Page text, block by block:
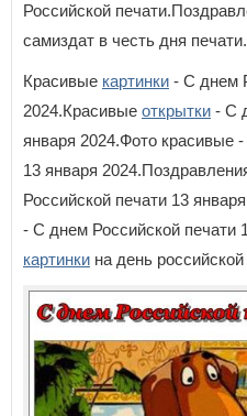
Российской
самиздат в честь дня печати.
Красивые картинки - С днем
2024.Красивые открытки - С
января 2024.Фото красивые
13 января
Российской печати 13
- С днем Российской печати
картинки на день